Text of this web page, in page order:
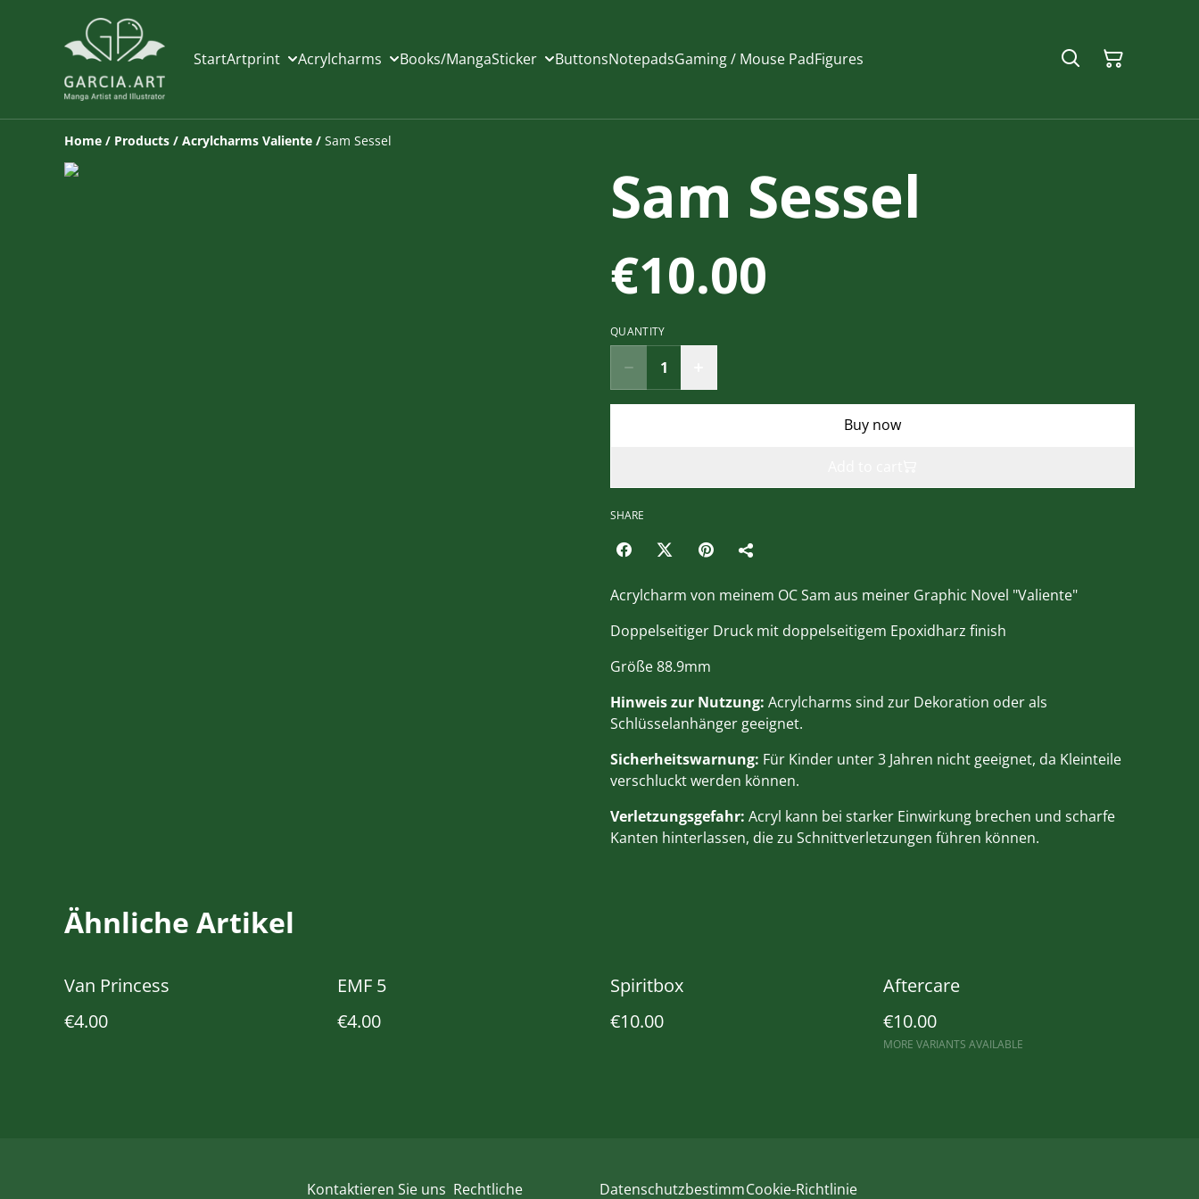
StartArtprint Acrylcharms Books/MangaSticker ButtonsNotepadsGaming / Mouse PadFigures
Home / Products / Acrylcharms Valiente / Sam Sessel
Sam Sessel
€10.00
QUANTITY
Buy now
SHARE
Acrylcharm von meinem OC Sam aus meiner Graphic Novel "Valiente"
Doppelseitiger Druck mit doppelseitigem Epoxidharz finish
Größe 88.9mm
Hinweis zur Nutzung: Acrylcharms sind zur Dekoration oder als
Schlüsselanhänger geeignet.
Sicherheitswarnung: Für Kinder unter 3 Jahren nicht geeignet, da Kleinteile
verschluckt werden können.
Verletzungsgefahr: Acryl kann bei starker Einwirkung brechen und scharfe
Kanten hinterlassen, die zu Schnittverletzungen führen können.
Ähnliche Artikel
Van Princess
€4.00
EMF 5
€4.00
Spiritbox
€10.00
Aftercare
€10.00
MORE VARIANTS AVAILABLE
Kontaktieren Sie uns Rechtliche
DatenschutzbestimmCookie-Richtlinie